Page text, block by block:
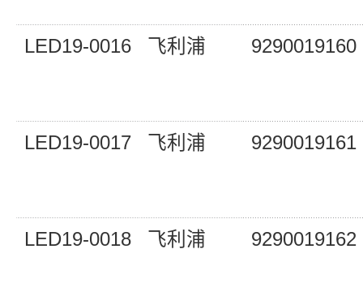
LED19-0016 飞利浦 9290019160
LED19-0017 飞利浦 9290019161
LED19-0018 飞利浦 9290019162